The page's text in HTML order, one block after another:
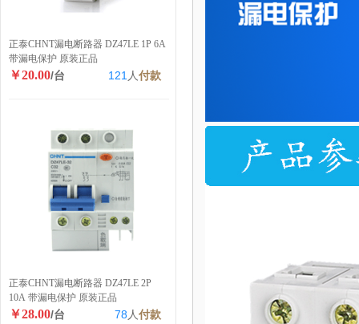
正泰CHNT漏电断路器 DZ47LE 1P 6A
带漏电保护 原装正品
￥20.00/台 121 人付款
正泰CHNT漏电断路器 DZ47LE 2P
10A 带漏电保护 原装正品
￥28.00/台 78 人付款